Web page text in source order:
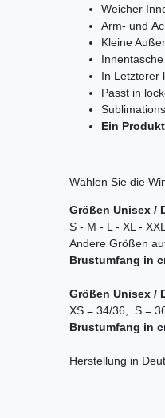
Weicher
Arm- und
Kleine
In Letzterer
Passt in
Ein
Wählen Sie die
Größen Unisex /
S - M - L - XL -
Andere Größen
Brustumfang in
Größen Unisex /
XS = 34/36, S =
Brustumfang in
Herstellung in